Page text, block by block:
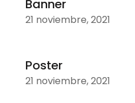
Banner
21 noviembre, 2021
Poster
21 noviembre, 2021